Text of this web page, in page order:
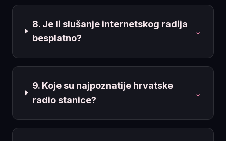
8. Je li slušanje internetskog radija
besplatno?
⌄
9. Koje su najpoznatije hrvatske
radio stanice?
⌄